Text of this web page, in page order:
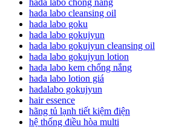
hada labo cleansing oil
hada labo goku
hada labo gokujyun
hada labo gokujyun cleansing oil
hada labo gokujyun lotion
hada labo kem chống nắng
hada labo lotion giá
hadalabo gokujyun
hair essence
hãng tủ lạnh tiết kiệm điện
hệ thống điều hòa multi